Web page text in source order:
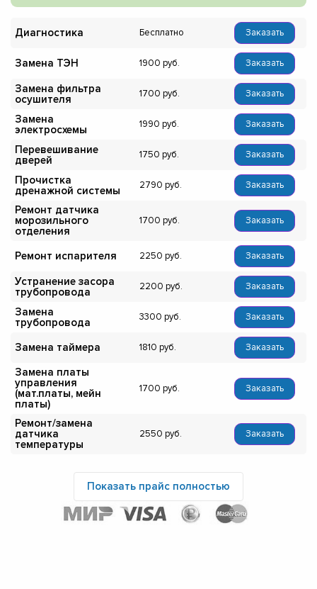
Диагностика Бесплатно Заказать
Замена ТЭН 1900 Заказать
Замена фильтра
осушителя
1700 Заказать
Замена
электросхемы
1990 Заказать
Перевешивание
дверей
1750 Заказать
Прочистка
дренажной системы
2790 Заказать
Ремонт датчика
морозильного
отделения
1700 Заказать
Ремонт испарителя 2250 Заказать
Устранение засора
трубопровода
2200 Заказать
Замена
трубопровода
3300 Заказать
Замена таймера 1810 Заказать
Замена платы
управления
(мат.платы, мейн
платы)
1700 Заказать
Ремонт/замена
датчика
температуры
2550 Заказать
Показать прайс полностью